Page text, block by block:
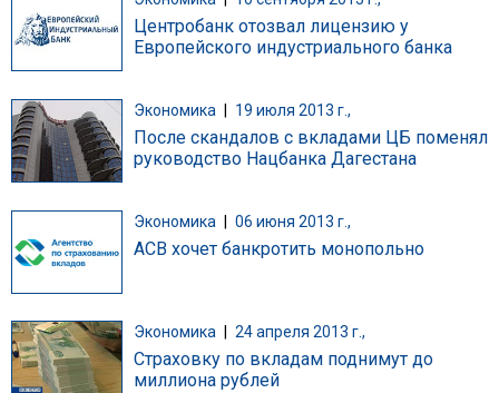
Центробанк отозвал лицензию у
Европейского индустриального банка
Экономика 19 июля 2013 г.,
После скандалов с вкладами ЦБ поменял
руководство Нацбанка Дагестана
Экономика 06 июня 2013 г.,
АСВ хочет банкротить монопольно
Экономика 24 апреля 2013 г.,
Страховку по вкладам поднимут до
миллиона рублей